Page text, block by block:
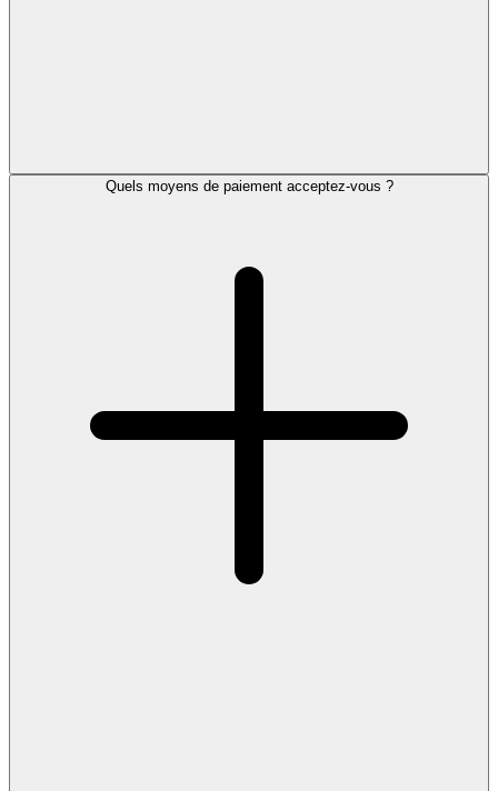
Quels moyens de paiement acceptez-vous ?